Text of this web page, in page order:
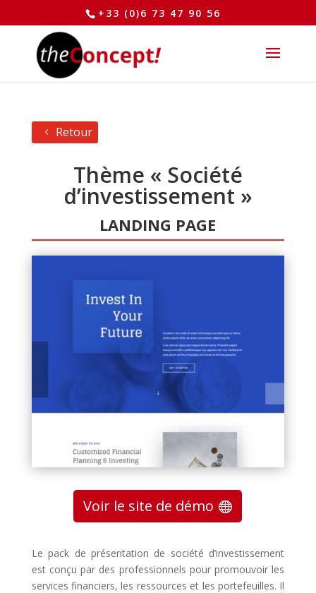
+33 (0)6 73 47 90 56
Retour
Thème « Société
d’investissement »
LANDING PAGE
Voir le site de démo
Le pack de présentation de société d’investissement
est conçu par des professionnels pour promouvoir les
services financiers, les ressources et les portefeuilles. Il